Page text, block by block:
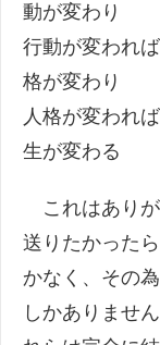
動が変わり
行動が変われ
格が変わり
人格が変われ
生が変わる
これはありが
送りたかった
かなく、その
しかありませ